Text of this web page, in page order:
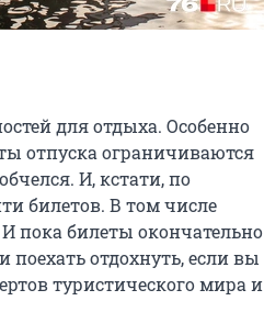
для отдыха. Особенно
отпуска ограничиваются
И, кстати, по
билетов. В том числе
пока билеты окончательно
поехать отдохнуть, если вы
туристического мира и